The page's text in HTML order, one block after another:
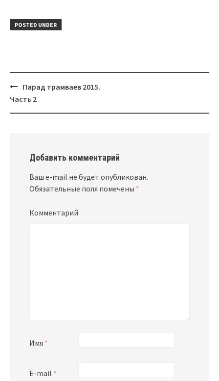
POSTED UNDER
Post
navigation
Парад трамваев 2015.
Часть 2
Добавить комментарий
Ваш e-mail не будет опубликован.
Обязательные поля помечены *
Комментарий
Имя *
E-mail *